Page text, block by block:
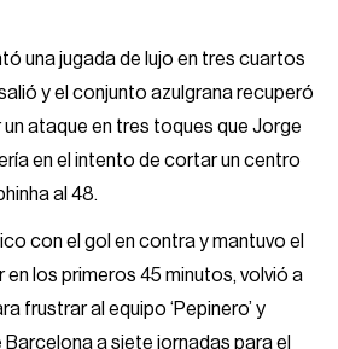
una jugada de lujo en tres cuartos
y el conjunto azulgrana recuperó
ataque en tres toques que Jorge
en el intento de cortar un centro
al 48.
con el gol en contra y mantuvo el
en los primeros 45 minutos, volvió a
frustrar al equipo ‘Pepinero’ y
a siete jornadas para el